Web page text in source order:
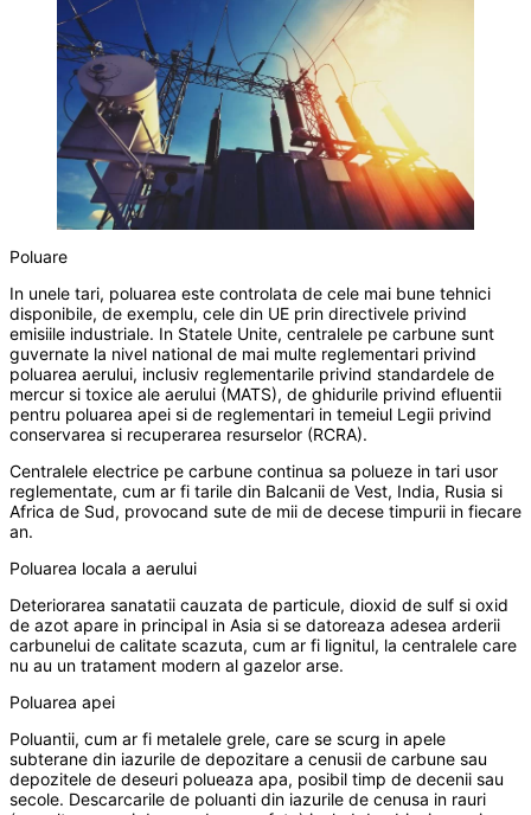
Poluare
In unele tari, poluarea este controlata de cele mai bune tehnici
disponibile, de exemplu, cele din UE prin directivele privind
emisiile industriale. In Statele Unite, centralele pe carbune sunt
guvernate la nivel national de mai multe reglementari privind
poluarea aerului, inclusiv reglementarile privind standardele de
mercur si toxice ale aerului (MATS), de ghidurile privind efluentii
pentru poluarea apei si de reglementari in temeiul Legii privind
conservarea si recuperarea resurselor (RCRA).
Centralele electrice pe carbune continua sa polueze in tari usor
reglementate, cum ar fi tarile din Balcanii de Vest, India, Rusia si
Africa de Sud, provocand sute de mii de decese timpurii in fiecare
an.
Poluarea locala a aerului
Deteriorarea sanatatii cauzata de particule, dioxid de sulf si oxid
de azot apare in principal in Asia si se datoreaza adesea arderii
carbunelui de calitate scazuta, cum ar fi lignitul, la centralele care
nu au un tratament modern al gazelor arse.
Poluarea apei
Poluantii, cum ar fi metalele grele, care se scurg in apele
subterane din iazurile de depozitare a cenusii de carbune sau
depozitele de deseuri polueaza apa, posibil timp de decenii sau
secole. Descarcarile de poluanti din iazurile de cenusa in rauri